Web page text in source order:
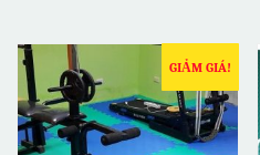
GIẢM GIÁ!